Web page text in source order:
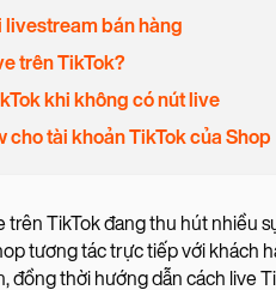
livestream bán hàng
trên TikTok?
khi không có nút live
tài khoản TikTok của Shop
TikTok đang thu hút nhiều
tương tác trực tiếp với khách
đồng thời hướng dẫn cách live